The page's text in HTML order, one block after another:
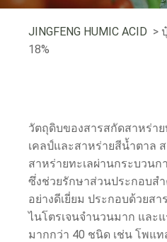
JINGFENG HUMIC ACID >
18%
วัตถุดิบของสารสกัดสาหร่าย
เคลป์และสาหร่ายสีน้ำตาล
สาหร่ายทะเลผ่านกระบวนก
ซึ่งช่วยรักษาส่วนประกอบส
อย่างดีเยี่ยม ประกอบด้วยส
ไนโตรเจนจำนวนมาก และ
มากกว่า 40 ชนิด เช่น โพแท